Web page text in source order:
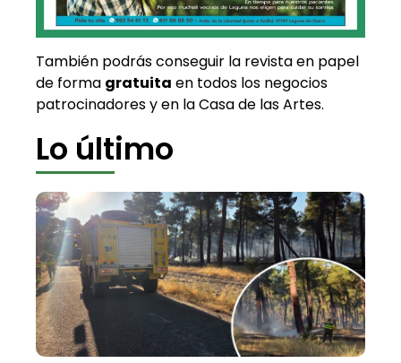
También podrás conseguir la revista en papel
de forma gratuita en todos los negocios
patrocinadores y en la Casa de las Artes.
Lo último